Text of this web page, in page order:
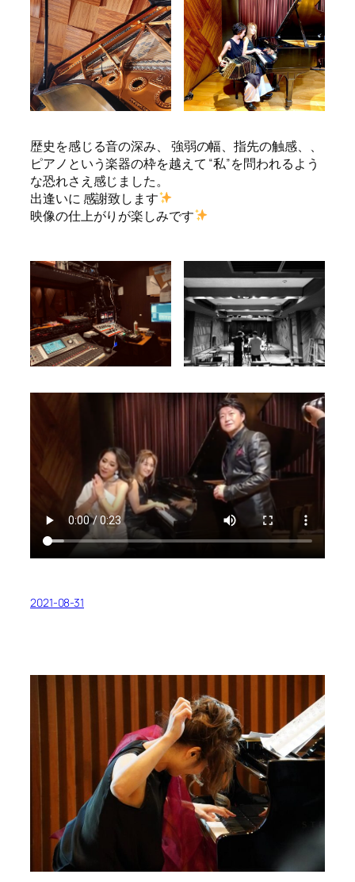
歴史を感じる音の深み、 強弱の幅、指先の触感、、
ピアノという楽器の枠を越えて “私”を問われるよう
な恐れさえ感じました。
出逢いに 感謝致します
映像の仕上がりが楽しみです
2021-08-31